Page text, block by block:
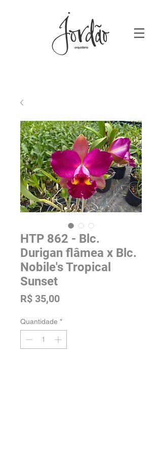
HTP 862 - Blc.
Durigan flâmea x Blc.
Nobile's Tropical
Sunset
R$ 35,00Preço
Quantidade *